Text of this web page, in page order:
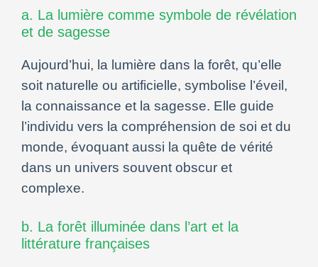
a. La lumière comme symbole de révélation
et de sagesse
Aujourd’hui, la lumière dans la forêt, qu’elle
soit naturelle ou artificielle, symbolise l’éveil,
la connaissance et la sagesse. Elle guide
l’individu vers la compréhension de soi et du
monde, évoquant aussi la quête de vérité
dans un univers souvent obscur et
complexe.
b. La forêt illuminée dans l’art et la
littérature françaises